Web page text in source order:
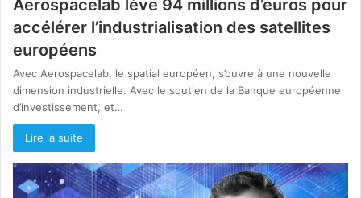
Aerospacelab lève 94 millions d’euros pour
accélérer l’industrialisation des satellites
européens
Avec Aerospacelab, le spatial européen, s’ouvre à une nouvelle
dimension industrielle. Avec le soutien de la Banque européenne
d’investissement, et…
Lire la suite